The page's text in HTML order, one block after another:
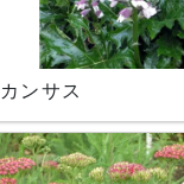
ンサス